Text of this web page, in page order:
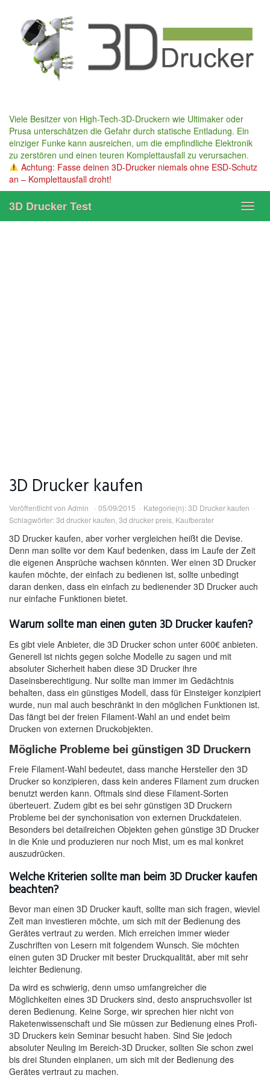
content
Viele Besitzer von High-Tech-3D-Druckern wie Ultimaker oder
Prusa unterschätzen die Gefahr durch statische Entladung. Ein
einziger Funke kann ausreichen, um die empfindliche Elektronik
zu zerstören und einen teuren Komplettausfall zu verursachen.
Achtung: Fasse deinen 3D-Drucker niemals ohne ESD-Schutz
an – Komplettausfall droht!
3D Drucker Test
3D Drucker kaufen
Veröffentlicht von Admin 05/09/2015 Kategorie(n):3D Drucker kaufen
Schlagwörter:3d drucker kaufen, 3d drucker preis, Kaufberater
3D Drucker kaufen, aber vorher vergleichen heißt die Devise.
Denn man sollte vor dem Kauf bedenken, dass im Laufe der Zeit
die eigenen Ansprüche wachsen könnten. Wer einen 3D Drucker
kaufen möchte, der einfach zu bedienen ist, sollte unbedingt
daran denken, dass ein einfach zu bedienender 3D Drucker auch
nur einfache Funktionen bietet.
Warum sollte man einen guten 3D Drucker kaufen?
Es gibt viele Anbieter, die 3D Drucker schon unter 600€ anbieten.
Generell ist nichts gegen solche Modelle zu sagen und mit
absoluter Sicherheit haben diese 3D Drucker ihre
Daseinsberechtigung. Nur sollte man immer im Gedächtnis
behalten, dass ein günstiges Modell, dass für Einsteiger konzipiert
wurde, nun mal auch beschränkt in den möglichen Funktionen ist.
Das fängt bei der freien Filament-Wahl an und endet beim
Drucken von externen Druckobjekten.
Mögliche Probleme bei günstigen 3D Druckern
Freie Filament-Wahl bedeutet, dass manche Hersteller den 3D
Drucker so konzipieren, dass kein anderes Filament zum drucken
benutzt werden kann. Oftmals sind diese Filament-Sorten
überteuert. Zudem gibt es bei sehr günstigen 3D Druckern
Probleme bei der synchonisation von externen Druckdateien.
Besonders bei detailreichen Objekten gehen günstige 3D Drucker
in die Knie und produzieren nur noch Mist, um es mal konkret
auszudrücken.
Welche Kriterien sollte man beim 3D Drucker kaufen
beachten?
Bevor man einen 3D Drucker kauft, sollte man sich fragen, wieviel
Zeit man investieren möchte, um sich mit der Bedienung des
Gerätes vertraut zu werden. Mich erreichen immer wieder
Zuschriften von Lesern mit folgendem Wunsch. Sie möchten
einen guten 3D Drucker mit bester Druckqualität, aber mit sehr
leichter Bedienung.
Da wird es schwierig, denn umso umfangreicher die
Möglichkeiten eines 3D Druckers sind, desto anspruchsvoller ist
deren Bedienung. Keine Sorge, wir sprechen hier nicht von
Raketenwissenschaft und Sie müssen zur Bedienung eines Profi-
3D Druckers kein Seminar besucht haben. Sind Sie jedoch
absoluter Neuling im Bereich-3D Drucker, sollten Sie schon zwei
bis drei Stunden einplanen, um sich mit der Bedienung des
Gerätes vertraut zu machen.